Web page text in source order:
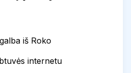
iš Roko
internetu